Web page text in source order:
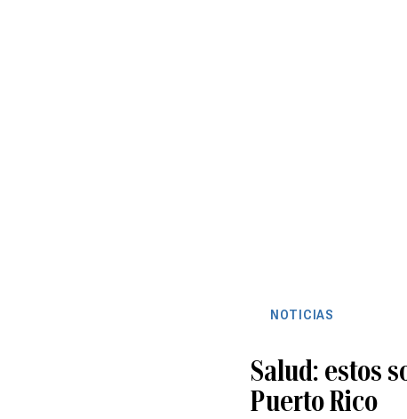
NOTICIAS
Salud: estos
Puerto Rico